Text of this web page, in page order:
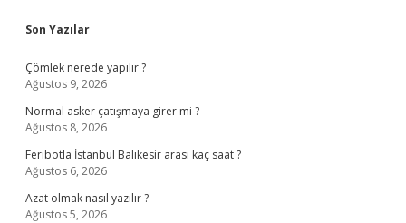
Sidebar
Son Yazılar
Çömlek nerede yapılır ?
Ağustos 9, 2026
Normal asker çatışmaya girer mi ?
Ağustos 8, 2026
Feribotla İstanbul Balıkesir arası kaç saat ?
Ağustos 6, 2026
Azat olmak nasıl yazılır ?
Ağustos 5, 2026